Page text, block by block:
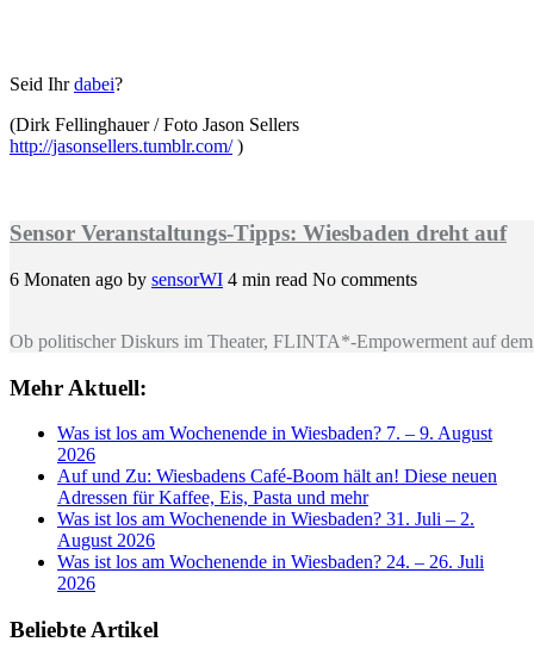
Seid Ihrdabei?
(Dirk Fellinghauer / Foto Jason Sellers
http://jasonsellers.tumblr.com/)
Sensor Veranstaltungs-Tipps: Wiesbaden dreht auf
6 Monaten ago by sensorWI 4 min read No comments
Ob politischer Diskurs im Theater, FLINTA*-Empowerment auf
Mehr Aktuell:
Was ist los am Wochenende in Wiesbaden? 7. – 9. August
2026
Auf und Zu: Wiesbadens Café-Boom hält an! Diese neuen
Adressen für Kaffee, Eis, Pasta und mehr
Was ist los am Wochenende in Wiesbaden? 31. Juli – 2.
August 2026
Was ist los am Wochenende in Wiesbaden? 24. – 26. Juli
2026
Beliebte Artikel